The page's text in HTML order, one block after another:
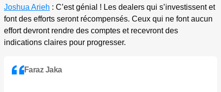
Joshua Arieh : C’est génial ! Les dealers qui s’investissent et
font des efforts seront récompensés. Ceux qui ne font aucun
effort devront rendre des comptes et recevront des
indications claires pour progresser.
Faraz Jaka